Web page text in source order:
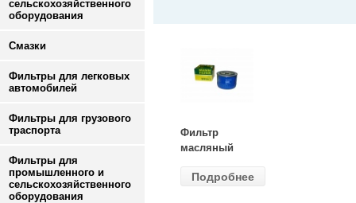
сельскохозяйственного
оборудования
Смазки
Фильтры для легковых
автомобилей
Фильтры для грузового
траспорта
Фильтры для
промышленного и
сельскохозяйственного
оборудования
Фильтр
масляный
(MANN) W
Подробнее